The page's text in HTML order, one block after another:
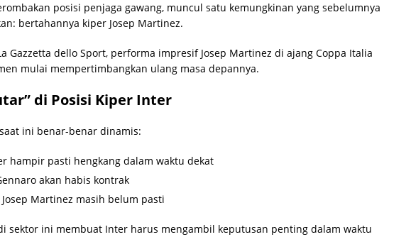
posisi penjaga gawang, muncul satu kemungkinan yang sebelumnya
bertahannya kiper Josep Martinez.
Gazzetta dello Sport, performa impresif Josep Martinez di ajang Coppa Italia
mulai mempertimbangkan ulang masa depannya.
di Posisi Kiper Inter
ini benar-benar dinamis:
hampir pasti hengkang dalam waktu dekat
akan habis kontrak
Martinez masih belum pasti
sektor ini membuat Inter harus mengambil keputusan penting dalam waktu